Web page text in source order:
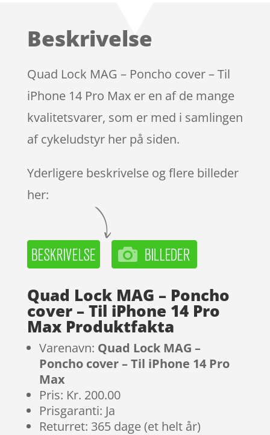
på
mmelser
Beskrivelse
Quad Lock MAG – Poncho cover – Til
iPhone 14 Pro Max er en af de mange
kvalitetsvarer, som er med i samlingen
af cykeludstyr her på siden.
Yderligere beskrivelse og flere billeder
her:
Quad Lock MAG – Poncho
cover – Til iPhone 14 Pro
Max Produktfakta
Varenavn: Quad Lock MAG –
Poncho cover – Til iPhone 14 Pro
Max
Pris: Kr. 200.00
Prisgaranti: Ja
Returret: 365 dage (et helt år)